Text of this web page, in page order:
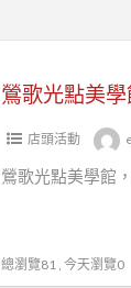
鶯歌光點美
店頭活動
鶯歌光點美學館
總瀏覽81 , 今天瀏覽0